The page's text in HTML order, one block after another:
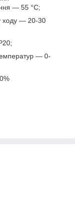
— 55 °C;
ходу — 20-30
— 0-